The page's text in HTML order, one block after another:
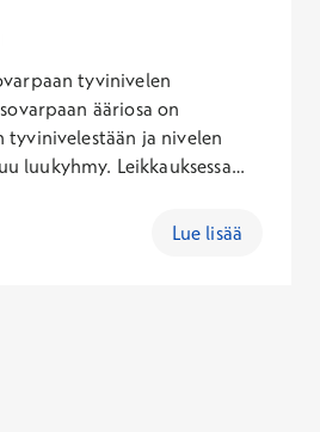
tyvinivelen
ääriosa on
tyvinivelestään ja nivelen
luukyhmy. Leikkauksessa
tehdään yleensäLue lisää